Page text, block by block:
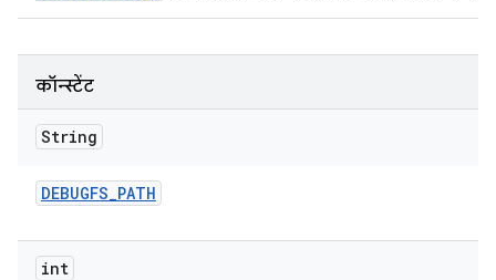
कॉन्स्टेंट
String
DEBUGFS_PATH
int